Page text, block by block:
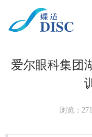
爱尔眼科集团
浏览： 271